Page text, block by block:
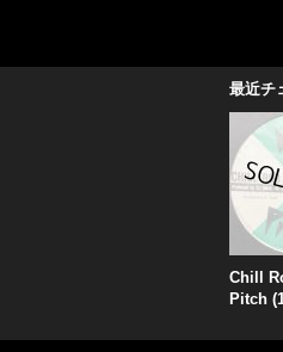
最近チ
Chill
Pitch